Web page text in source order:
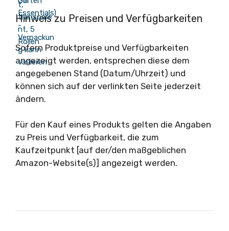
Hinweis zu Preisen und Verfügbarkeiten
Sofern Produktpreise und Verfügbarkeiten
angezeigt werden, entsprechen diese dem
angegebenen Stand (Datum/Uhrzeit) und
können sich auf der verlinkten Seite jederzeit
ändern.
Für den Kauf eines Produkts gelten die Angaben
zu Preis und Verfügbarkeit, die zum
Kaufzeitpunkt [auf der/den maßgeblichen
Amazon-Website(s)] angezeigt werden.